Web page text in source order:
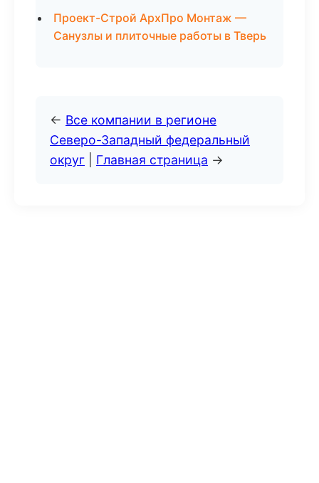
Проект-Строй АрхПро Монтаж —
Санузлы и плиточные работы в Тверь
← Все компании в регионе
Северо-Западный федеральный
округ
Главная страница →